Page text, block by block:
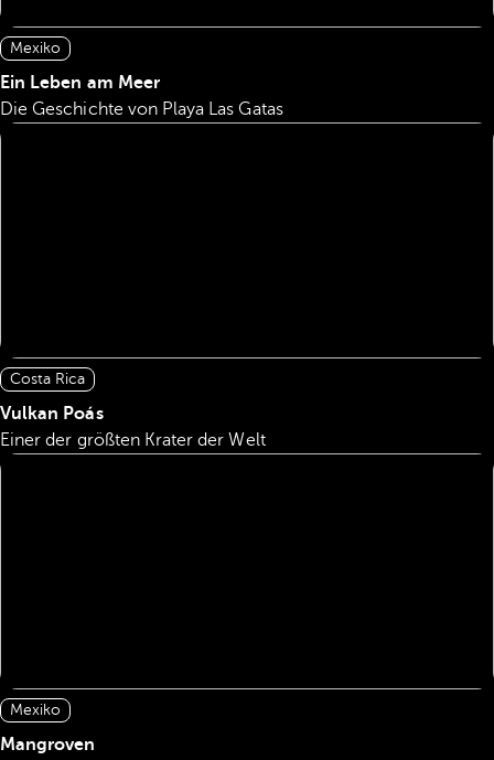
Mexiko
Ein Leben am Meer
Die Geschichte von Playa Las Gatas
Costa Rica
Vulkan Poás
Einer der größten Krater der Welt
Mexiko
Mangroven